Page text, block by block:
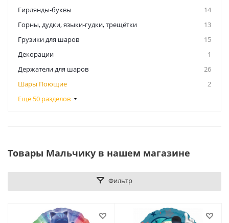
Гирлянды-буквы
14
Горны, дудки, языки-гудки, трещётки
13
Грузики для шаров
15
Декорации
1
Держатели для шаров
26
Шары Поющие
2
Ещё 50 разделов
Товары Мальчику в нашем магазине
Фильтр